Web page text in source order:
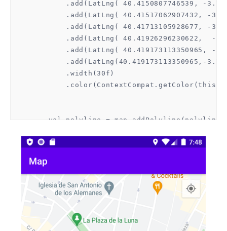
.add(LatLng( 40.4150807746539, -
.add(LatLng( 40.41517062907432, -
.add(LatLng( 40.41713105928677, -
.add(LatLng( 40.41926296230622,  -
.add(LatLng( 40.419173113350965, -
.add(LatLng(40.419173113350965,-
            .width(30f)
.color(ContextCompat.getColor(this,
val polyline =